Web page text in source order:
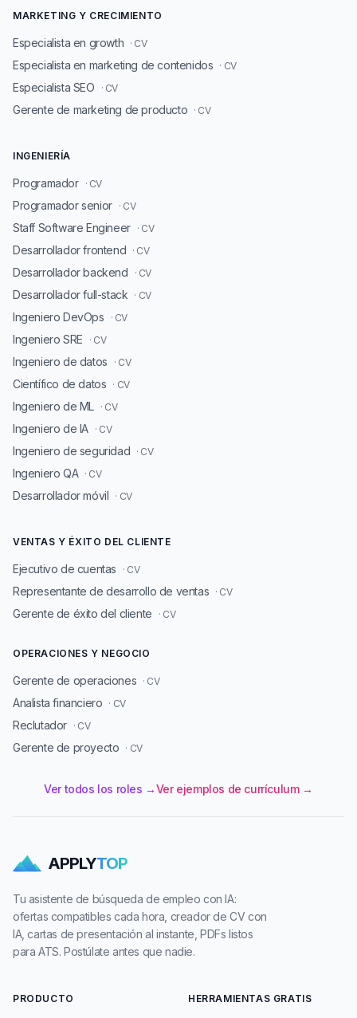
MARKETING Y CRECIMIENTO
Especialista en growth · CV
Especialista en marketing de contenidos · CV
Especialista SEO · CV
Gerente de marketing de producto · CV
INGENIERÍA
Programador · CV
Programador senior · CV
Staff Software Engineer · CV
Desarrollador frontend · CV
Desarrollador backend · CV
Desarrollador full-stack · CV
Ingeniero DevOps · CV
Ingeniero SRE · CV
Ingeniero de datos · CV
Científico de datos · CV
Ingeniero de ML · CV
Ingeniero de IA · CV
Ingeniero de seguridad · CV
Ingeniero QA · CV
Desarrollador móvil · CV
VENTAS Y ÉXITO DEL CLIENTE
Ejecutivo de cuentas · CV
Representante de desarrollo de ventas · CV
Gerente de éxito del cliente · CV
OPERACIONES Y NEGOCIO
Gerente de operaciones · CV
Analista financiero · CV
Reclutador · CV
Gerente de proyecto · CV
Ver todos los roles →Ver ejemplos de currículum →
APPLYTOP
Tu asistente de búsqueda de empleo con IA:
ofertas compatibles cada hora, creador de CV con
IA, cartas de presentación al instante, PDFs listos
para ATS. Postúlate antes que nadie.
PRODUCTO HERRAMIENTAS GRATIS